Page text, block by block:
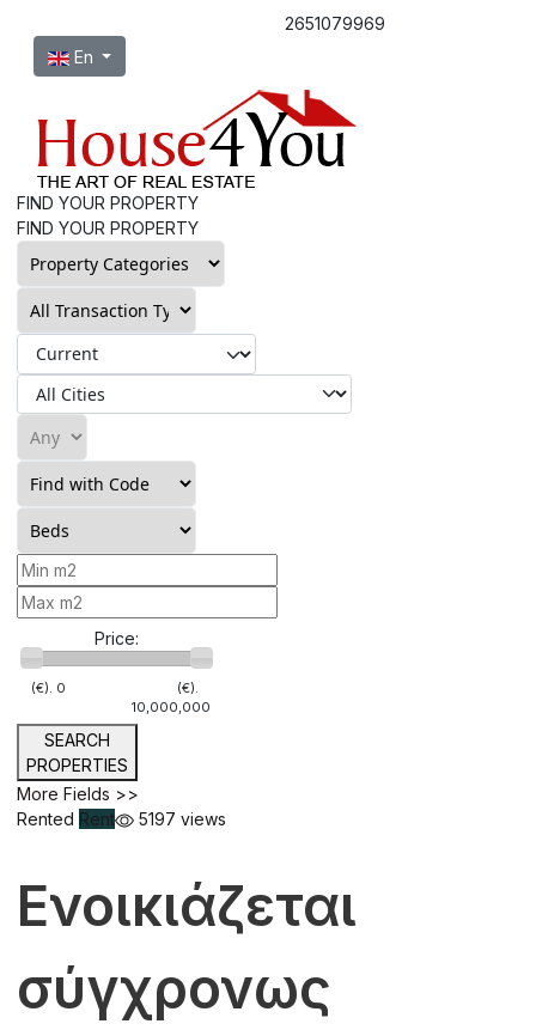
2651079969
Select your language
En
FIND YOUR PROPERTY
FIND YOUR PROPERTY
Price:
(€). 0
(€).
10,000,000
SEARCH
PROPERTIES
More Fields >>
Rented Rent 5197 views
Ενοικιάζεται
σύγχρονως